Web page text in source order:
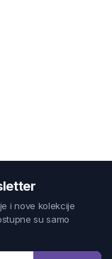
i nove kolekcije
su samo